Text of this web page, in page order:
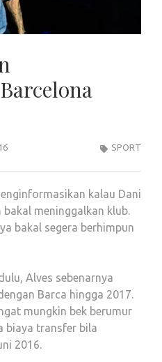
SPORT
kalau Dani
meninggalkan klub.
bakal segera berhimpun
Alves sebenarnya
Barca hingga 2017.
mungkin bek berumur
biaya transfer bila
2016.